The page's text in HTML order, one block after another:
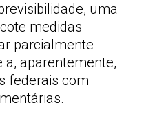
uma
medidas
parcialmente
aparentemente,
federais com